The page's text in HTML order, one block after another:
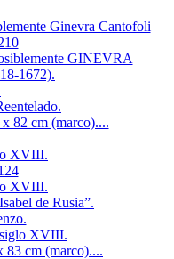
Ginevra Cantofoli
GINEVRA
1672).
82 cm (marco)....
XVIII.
XVIII.
de Rusia”.
siglo XVIII.
83 cm (marco)....